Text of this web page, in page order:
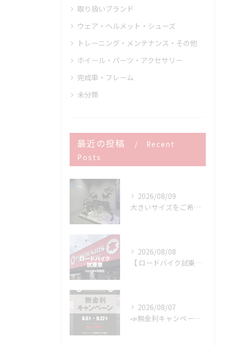
取り扱いブランド
ウェア・ヘルメット・シューズ
トレーニング・メンテナンス・その他
ホイール・パーツ・アクセサリー
完成車・フレーム
未分類
最近の投稿
Recent
Posts
2026/08/09
大きいサイズをご希望のお客様へ
2026/08/08
【 ロードバイク試乗車 】※2026年8月現在
2026/08/07
📣無金利キャンペーン開催決定‼️